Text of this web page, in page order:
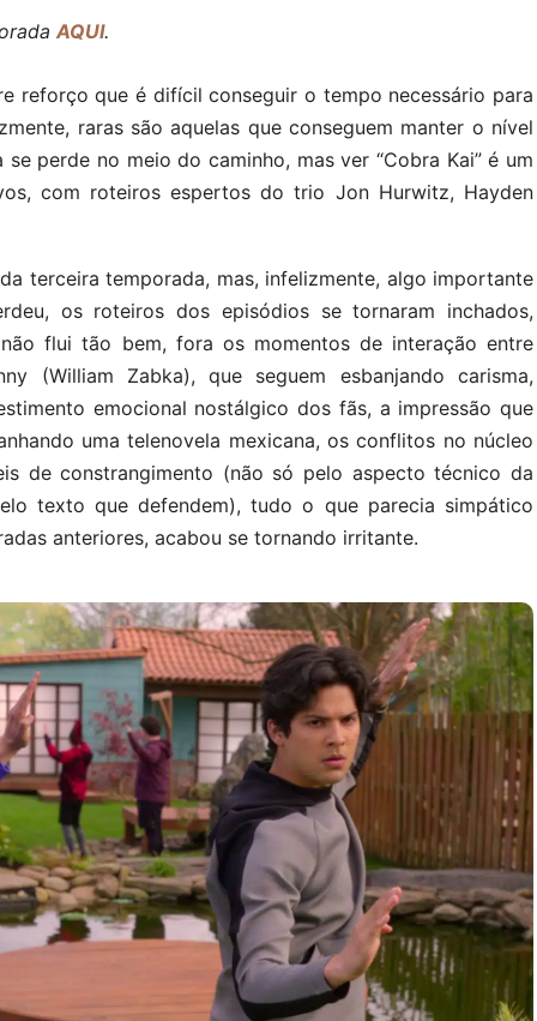
AQUI.
reforço que é difícil conseguir o tempo necessário para
raras são aquelas que conseguem manter o nível
perde no meio do caminho, mas ver “Cobra Kai” é um
com roteiros espertos do trio Jon Hurwitz, Hayden
terceira temporada, mas, infelizmente, algo importante
os roteiros dos episódios se tornaram inchados,
flui tão bem, fora os momentos de interação entre
(William Zabka), que seguem esbanjando carisma,
emocional nostálgico dos fãs, a impressão que
uma telenovela mexicana, os conflitos no núcleo
de constrangimento (não só pelo aspecto técnico da
texto que defendem), tudo o que parecia simpático
anteriores, acabou se tornando irritante.